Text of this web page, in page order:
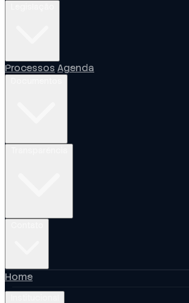
Processos Agenda
Home